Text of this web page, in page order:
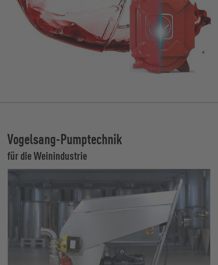
Vogelsang-Pumptechnik
für die Weinindustrie